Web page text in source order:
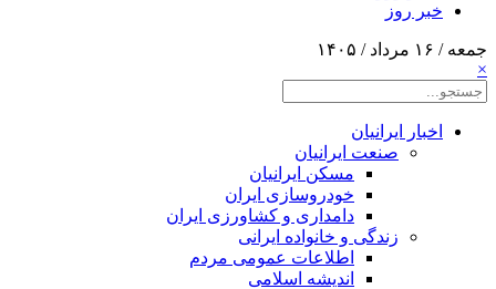
خبر روز
جمعه / ۱۶ مرداد / ۱۴۰۵
×
اخبار ایرانیان
صنعت ایرانیان
مسکن ایرانیان
خودروسازی ایران
دامداری و کشاورزی ایران
زندگی و خانواده ایرانی
اطلاعات عمومی مردم
اندیشه اسلامی